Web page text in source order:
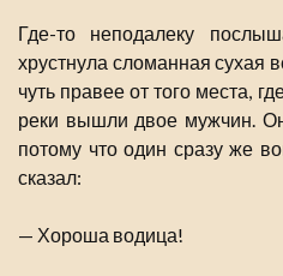
Где-то неподалеку
хрустнула сломанная сухая
чуть правее от того места,
реки вышли двое мужчин.
потому что один сразу же
сказал:
— Хороша водица!